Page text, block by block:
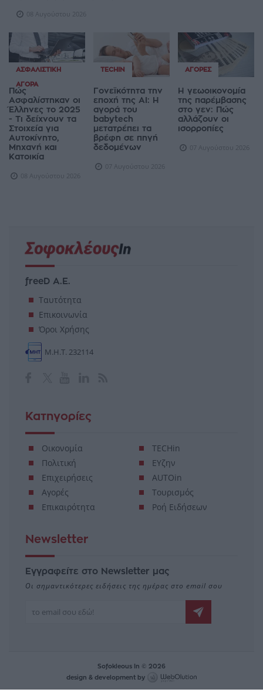
08 Αυγούστου 2026
ΑΣΦΑΛΙΣΤΙΚΉ
ΑΓΟΡΆ
Πώς
Ασφαλίστηκαν οι
Έλληνες το 2025
- Τι δείχνουν τα
Στοιχεία για
Αυτοκίνητο,
Μηχανή και
Κατοικία
08 Αυγούστου 2026
TECHIN
Γονεϊκότητα την
εποχή της AI: Η
αγορά του
babytech
μετατρέπει τα
βρέφη σε πηγή
δεδομένων
07 Αυγούστου 2026
ΑΓΟΡΈΣ
Η γεωοικονομία
της παρέμβασης
στο γεν: Πώς
αλλάζουν οι
ισορροπίες
07 Αυγούστου 2026
freeD Α.Ε.
Ταυτότητα
Επικοινωνία
Όροι Χρήσης
Μ.Η.Τ. 232114
Κατηγορίες
Οικονομία
Πολιτική
Επιχειρήσεις
Αγορές
Επικαιρότητα
TECHin
ΕΥζην
AUTOin
Τουρισμός
Ροή Ειδήσεων
Newsletter
Εγγραφείτε στο Newsletter μας
Οι σημαντικότερες ειδήσεις της ημέρας στο email σου
Sofokleous In © 2026
design & development by